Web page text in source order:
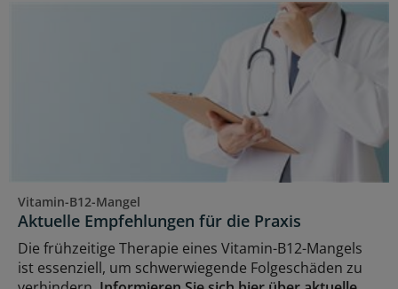
Vitamin-B12-Mangel
Aktuelle Empfehlungen für die Praxis
Die frühzeitige Therapie eines Vitamin-B12-Mangels
ist essenziell, um schwerwiegende Folgeschäden zu